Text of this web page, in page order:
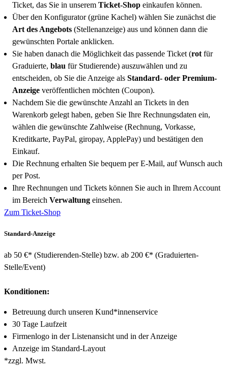
Ticket, das Sie in unserem Ticket-Shop einkaufen können.
Über den Konfigurator (grüne Kachel) wählen Sie zunächst die
Art des Angebots (Stellenanzeige) aus und können dann die
gewünschten Portale anklicken.
Sie haben danach die Möglichkeit das passende Ticket (rot für
Graduierte, blau für Studierende) auszuwählen und zu
entscheiden, ob Sie die Anzeige als Standard- oder Premium-
Anzeige veröffentlichen möchten (Coupon).
Nachdem Sie die gewünschte Anzahl an Tickets in den
Warenkorb gelegt haben, geben Sie Ihre Rechnungsdaten ein,
wählen die gewünschte Zahlweise (Rechnung, Vorkasse,
Kreditkarte, PayPal, giropay, ApplePay) und bestätigen den
Einkauf.
Die Rechnung erhalten Sie bequem per E-Mail, auf Wunsch auch
per Post.
Ihre Rechnungen und Tickets können Sie auch in Ihrem Account
im Bereich Verwaltung einsehen.
Zum Ticket-Shop
Standard-Anzeige
ab 50 €* (Studierenden-Stelle) bzw. ab 200 €* (Graduierten-
Stelle/Event)
Konditionen:
Betreuung durch unseren Kund*innenservice
30 Tage Laufzeit
Firmenlogo in der Listenansicht und in der Anzeige
Anzeige im Standard-Layout
*zzgl. Mwst.